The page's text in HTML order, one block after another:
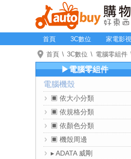
首頁 3C數位 家電影視
首頁 3C數位 電腦零組件
▶電腦零組件
電腦機殼
▣ 依大小分類
▣ 依規格分類
▣ 依顏色分類
▣ 機殼周邊
▸ ADATA 威剛